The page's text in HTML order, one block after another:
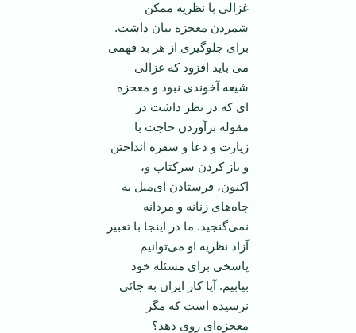
غزالی با نظریه ممکن
شمردن معجزه بیان داشت.
برای جلوگیری از هر بد فهمی
می باید افزود که غزالی
شیعه آخوندی نبود و معجزه
ای که در نظر داشت در
مقوله برآوردن حاجت با
زیارت و دعا و سفره انداختن
و باز کردن سرکتاب و،
اکنون، فرستادن ای‌میل به
چاه‌های زنانه و مردانه
نمی‌گنجید. ما در اینجا با تعبیر
آزاد نظریه او می‌توانیم
پاسخی برای مسئله خود
بیابیم. آیا کار ایران به جائی
نرسیده است که مگر
معجزه‌ای روی دهد؟